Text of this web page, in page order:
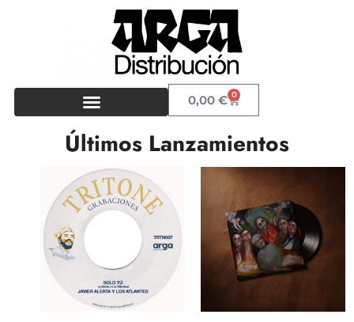
0,00€ 0
Últimos Lanzamientos